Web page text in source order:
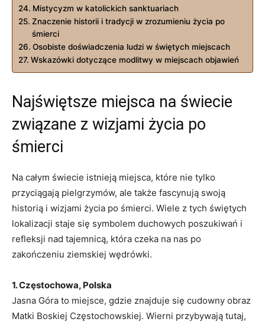
Mistycyzm w katolickich sanktuariach
Znaczenie historii i tradycji w zrozumieniu życia po
śmierci
Osobiste doświadczenia ludzi w świętych miejscach
Wskazówki dotyczące modlitwy w miejscach objawień
Najświętsze miejsca na świecie
związane z wizjami życia po
śmierci
Na całym świecie istnieją miejsca, które nie tylko
przyciągają pielgrzymów, ale także fascynują swoją
historią i wizjami życia po śmierci. Wiele z tych świętych
lokalizacji staje się symbolem duchowych poszukiwań i
refleksji nad tajemnicą, która czeka na nas po
zakończeniu ziemskiej wędrówki.
1. Częstochowa, Polska
Jasna Góra to miejsce, gdzie znajduje się cudowny obraz
Matki Boskiej Częstochowskiej. Wierni przybywają tutaj,